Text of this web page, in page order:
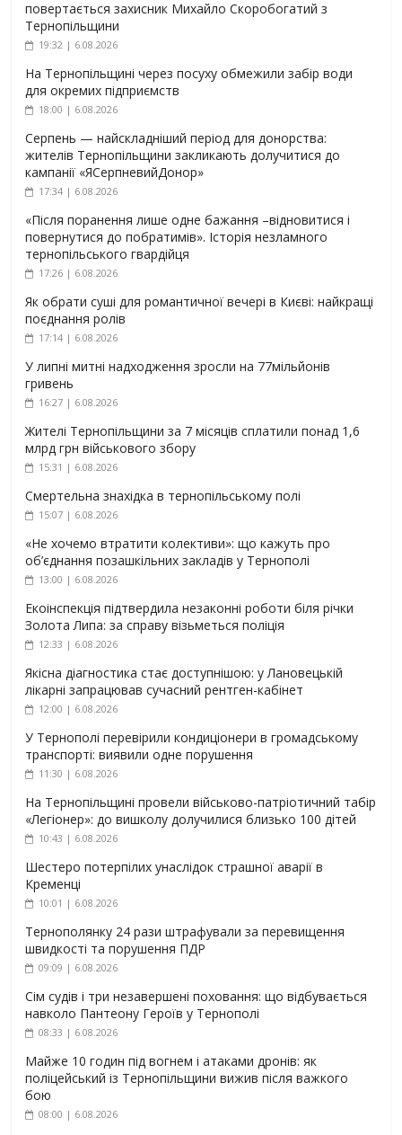
повертається захисник Михайло Скоробогатий з
Тернопільщини
19:32 | 6.08.2026
На Тернопільщині через посуху обмежили забір води
для окремих підприємств
18:00 | 6.08.2026
Серпень — найскладніший період для донорства:
жителів Тернопільщини закликають долучитися до
кампанії «ЯСерпневийДонор»
17:34 | 6.08.2026
«Після поранення лише одне бажання –відновитися і
повернутися до побратимів». Історія незламного
тернопільського гвардійця
17:26 | 6.08.2026
Як обрати суші для романтичної вечері в Києві: найкращі
поєднання ролів
17:14 | 6.08.2026
У липні митні надходження зросли на 77мільйонів
гривень
16:27 | 6.08.2026
Жителі Тернопільщини за 7 місяців сплатили понад 1,6
млрд грн військового збору
15:31 | 6.08.2026
Смертельна знахідка в тернопільському полі
15:07 | 6.08.2026
«Не хочемо втратити колективи»: що кажуть про
об’єднання позашкільних закладів у Тернополі
13:00 | 6.08.2026
Екоінспекція підтвердила незаконні роботи біля річки
Золота Липа: за справу візьметься поліція
12:33 | 6.08.2026
Якісна діагностика стає доступнішою: у Лановецькій
лікарні запрацював сучасний рентген-кабінет
12:00 | 6.08.2026
У Тернополі перевірили кондиціонери в громадському
транспорті: виявили одне порушення
11:30 | 6.08.2026
На Тернопільщині провели військово-патріотичний табір
«Легіонер»: до вишколу долучилися близько 100 дітей
10:43 | 6.08.2026
Шестеро потерпілих унаслідок страшної аварії в
Кременці
10:01 | 6.08.2026
Тернополянку 24 рази штрафували за перевищення
швидкості та порушення ПДР
09:09 | 6.08.2026
Сім судів і три незавершені поховання: що відбувається
навколо Пантеону Героїв у Тернополі
08:33 | 6.08.2026
Майже 10 годин під вогнем і атаками дронів: як
поліцейський із Тернопільщини вижив після важкого
бою
08:00 | 6.08.2026